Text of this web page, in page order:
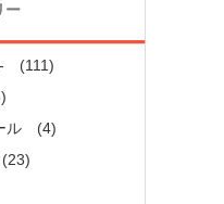
ー
(111)
ル
(4)
(23)